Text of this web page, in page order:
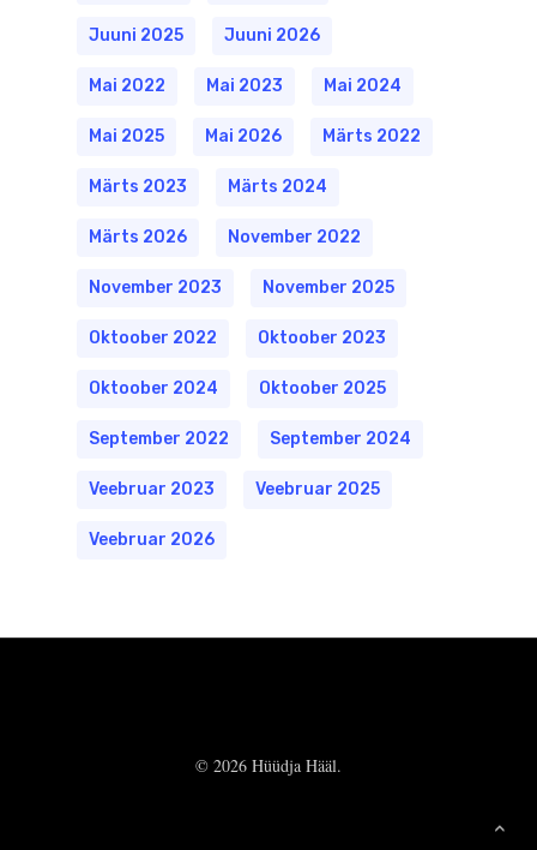
Juuni 2025 Juuni 2026
Mai 2022 Mai 2023 Mai 2024
Mai 2025 Mai 2026 Märts 2022
Märts 2023 Märts 2024
Märts 2026 November 2022
November 2023 November 2025
Oktoober 2022 Oktoober 2023
Oktoober 2024 Oktoober 2025
September 2022 September 2024
Veebruar 2023 Veebruar 2025
Veebruar 2026
© 2026 Hüüdja Hääl.